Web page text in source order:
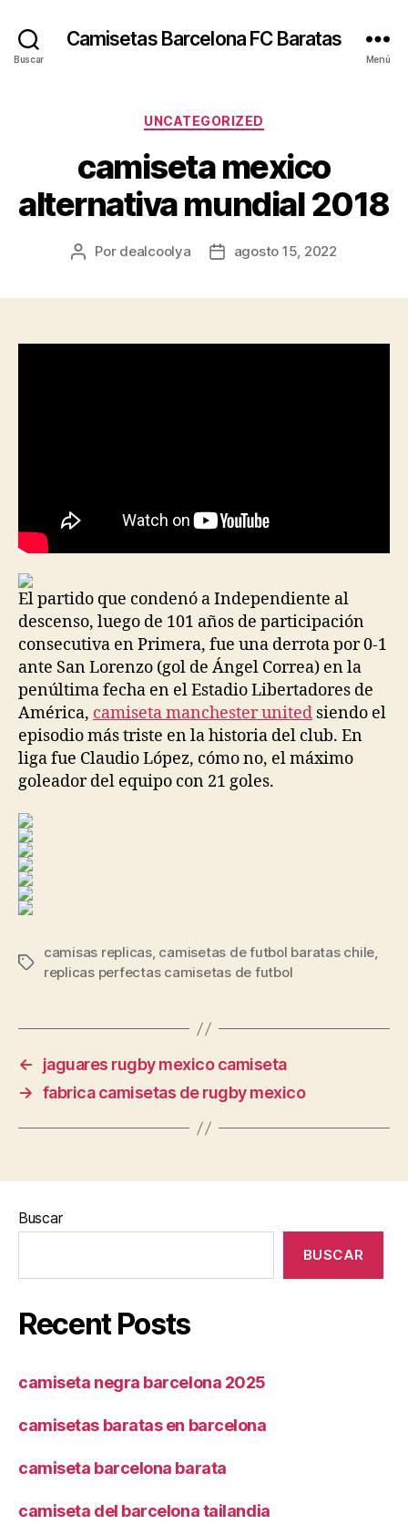
Buscar
Camisetas Barcelona FC Baratas
Menú
Categorías
UNCATEGORIZED
camiseta mexico
alternativa mundial 2018
Autor
Por dealcoolya
Fechaagosto 15, 2022
El partido que condenó a Independiente al
descenso, luego de 101 años de participación
consecutiva en Primera, fue una derrota por 0-1
ante San Lorenzo (gol de Ángel Correa) en la
penúltima fecha en el Estadio Libertadores de
América, camiseta manchester united siendo el
episodio más triste en la historia del club. En
liga fue Claudio López, cómo no, el máximo
goleador del equipo con 21 goles.
Etiquetas
camisas replicas, camisetas de futbol baratas chile,
replicas perfectas camisetas de futbol
←
jaguares rugby mexico camiseta
→ fabrica camisetas de rugby mexico
Buscar
BUSCAR
Recent Posts
camiseta negra barcelona 2025
camisetas baratas en barcelona
camiseta barcelona barata
camiseta del barcelona tailandia